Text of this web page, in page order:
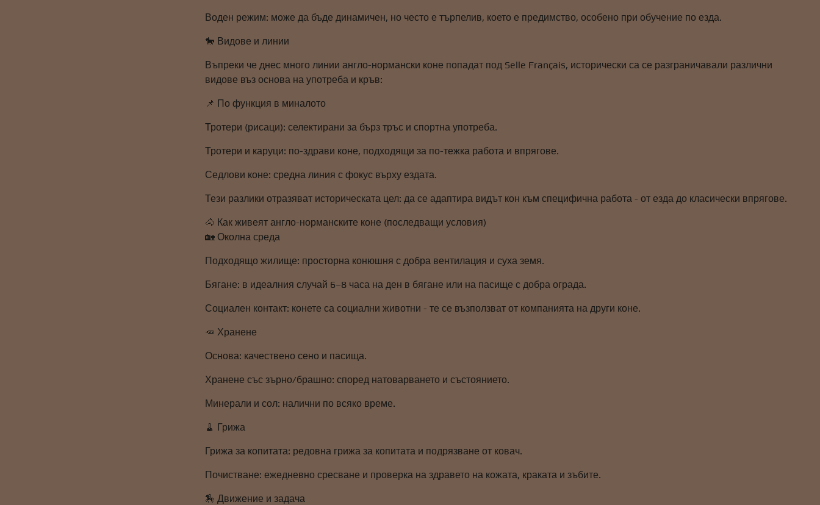
Воден режим: може да бъде динамичен, но често е търпелив, което е предимство, особено при обучение по езда.
🐎 Видове и линии
Въпреки че днес много линии англо-нормански коне попадат под Selle Français, исторически са се разграничавали различни
видове въз основа на употреба и кръв:
📌 По функция в миналото
Тротери (рисаци): селектирани за бърз тръс и спортна употреба.
Тротери и каруци: по-здрави коне, подходящи за по-тежка работа и впрягове.
Седлови коне: средна линия с фокус върху ездата.
Тези разлики отразяват историческата цел: да се адаптира видът кон към специфична работа - от езда до класически впрягове.
🐴 Как живеят англо-норманските коне (последващи условия)
🏡 Околна среда
Подходящо жилище: просторна конюшня с добра вентилация и суха земя.
Бягане: в идеалния случай 6–8 часа на ден в бягане или на пасище с добра ограда.
Социален контакт: конете са социални животни - те се възползват от компанията на други коне.
🥕 Хранене
Основа: качествено сено и пасища.
Хранене със зърно/брашно: според натоварването и състоянието.
Минерали и сол: налични по всяко време.
🧹 Грижа
Грижа за копитата: редовна грижа за копитата и подрязване от ковач.
Почистване: ежедневно сресване и проверка на здравето на кожата, краката и зъбите.
🏇 Движение и задача